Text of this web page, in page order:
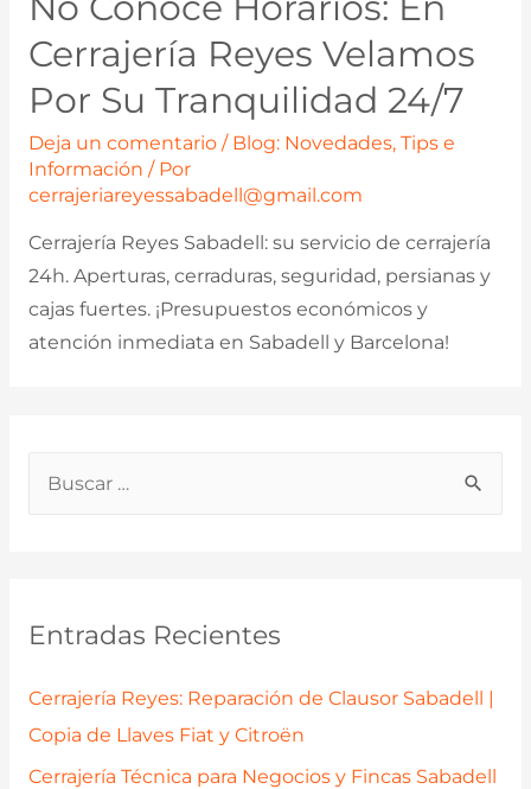
p
o
Entradas Recientes
Cerrajería Reyes: Reparación de Clausor Sabadell |
Copia de Llaves Fiat y Citroën
Cerrajería Técnica para Negocios y Fincas Sabadell
Cerrajería Reyes Velamos
Por Su Tranquilidad 24/7
Deja un comentario / Blog: Novedades, Tips e
Información / Por
cerrajeriareyessabadell@gmail.com
Cerrajería Reyes Sabadell: su servicio de cerrajería
24h. Aperturas, cerraduras, seguridad, persianas y
cajas fuertes. ¡Presupuestos económicos y
atención inmediata en Sabadell y Barcelona!